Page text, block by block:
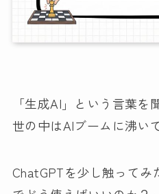
「生成AI」という言葉を
世の中はAIブームに沸い
ChatGPTを少し触って